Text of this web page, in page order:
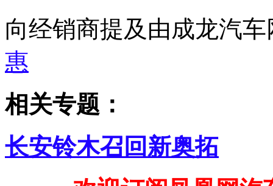
向经销商提及由成龙汽
惠
相关专题：
长安铃木召回新奥拓